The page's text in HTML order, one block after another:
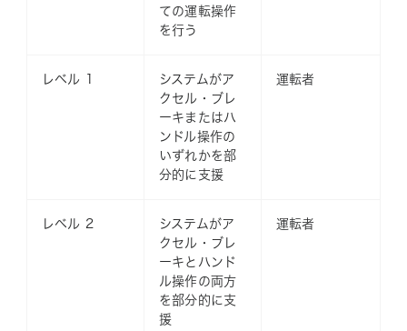
ての運転操作
を行う
レベル 1
システムがア
クセル・ブレ
ーキまたはハ
ンドル操作の
いずれかを部
分的に支援
運転者
レベル 2
システムがア
クセル・ブレ
ーキとハンド
ル操作の両方
を部分的に支
援
運転者